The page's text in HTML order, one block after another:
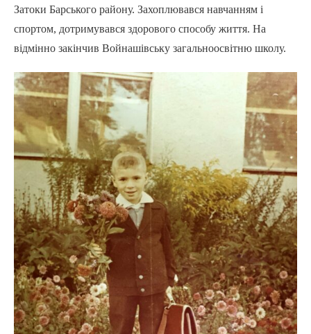
Затоки Барського району. Захоплювався навчанням і
спортом, дотримувався здорового способу життя. На
відмінно закінчив Войнашівську загальноосвітню школу.